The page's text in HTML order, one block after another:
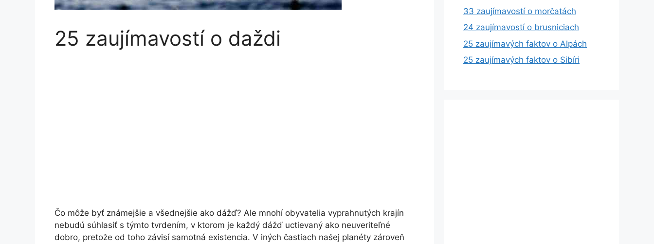
25 zaujímavostí o daždi
Čo môže byť známejšie a všednejšie ako dážď? Ale mnohí obyvatelia vyprahnutých krajín
nebudú súhlasiť s týmto tvrdením, v ktorom je každý dážď uctievaný ako neuveriteľné
dobro, pretože od toho závisí samotná existencia. V iných častiach našej planéty zároveň
33 zaujímavostí o morčatách
24 zaujímavostí o brusniciach
25 zaujímavých faktov o Alpách
25 zaujímavých faktov o Sibíri